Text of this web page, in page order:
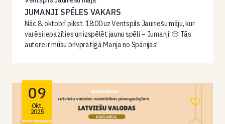
JUMANJI SPĒLES VAKARS
Nāc 8. oktobrī plkst. 18:00 uz Ventspils Jauniešu māju, kur
varēsi iepazīties un izspēlēt jaunu spēli – Jumanji! 🎲 Tās
autore ir mūsu brīvprātīgā Marija no Spānijas!
09
Okt.
2025